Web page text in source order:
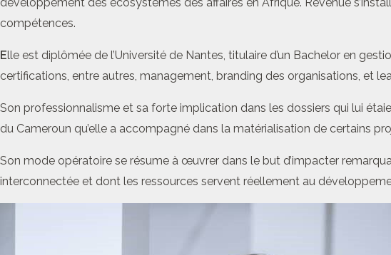
compétences.
Elle est diplômée de l’Université de Nantes, titulaire d’un Bachelor en
certifications, entre autres, management, branding des organisations, et
Son professionnalisme et sa forte implication dans les dossiers qui lui
du Cameroun qu’elle a accompagné dans la matérialisation de certains
Son mode opératoire se résume à œuvrer dans le but d’impacter
interconnectée et dont les ressources servent réellement au